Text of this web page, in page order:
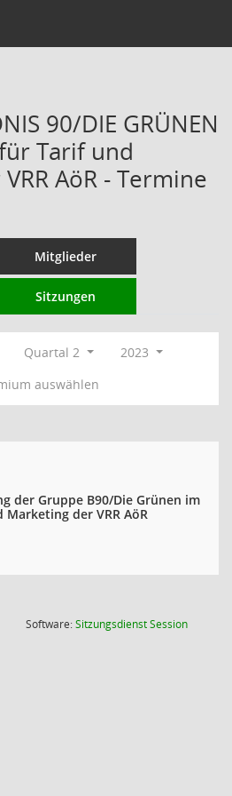
90/DIE GRÜNEN
Tarif und
AöR - Termine
Mitglieder
Sitzungen
Quartal 2
2023
auswählen
der Gruppe B90/Die Grünen im
der VRR AöR
Software:SitzungsdienstSession(Wird in